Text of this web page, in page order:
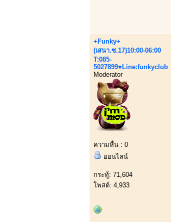
+Funky+
(เสนา.ซ.17)10:00-06:00
T:085-
5027899♥Line:funkyclub
Moderator
ความหื่น : 0
ออนไลน์
กระทู้: 71,604
โพสต์: 4,933